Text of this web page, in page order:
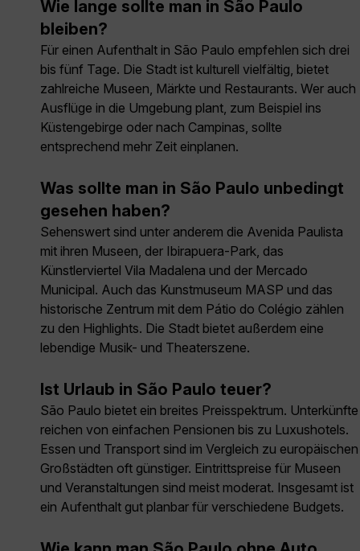
Wie lange sollte man in São Paulo
bleiben?
Für einen Aufenthalt in São Paulo empfehlen sich drei
bis fünf Tage. Die Stadt ist kulturell vielfältig, bietet
zahlreiche Museen, Märkte und Restaurants. Wer auch
Ausflüge in die Umgebung plant, zum Beispiel ins
Küstengebirge oder nach Campinas, sollte
entsprechend mehr Zeit einplanen.
Was sollte man in São Paulo unbedingt
gesehen haben?
Sehenswert sind unter anderem die Avenida Paulista
mit ihren Museen, der Ibirapuera-Park, das
Künstlerviertel Vila Madalena und der Mercado
Municipal. Auch das Kunstmuseum MASP und das
historische Zentrum mit dem Pátio do Colégio zählen
zu den Highlights. Die Stadt bietet außerdem eine
lebendige Musik- und Theaterszene.
Ist Urlaub in São Paulo teuer?
São Paulo bietet ein breites Preisspektrum. Unterkünfte
reichen von einfachen Pensionen bis zu Luxushotels.
Essen und Transport sind im Vergleich zu europäischen
Großstädten oft günstiger. Eintrittspreise für Museen
und Veranstaltungen sind meist moderat. Insgesamt ist
ein Aufenthalt gut planbar für verschiedene Budgets.